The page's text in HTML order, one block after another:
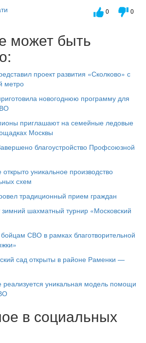
0 0
может быть
проект развития «Сколково» с
метро
новогоднюю программу для
приглашают на семейные ледовые
Москвы
благоустройство Профсоюзной
уникальное производство
схем
традиционный прием граждан
зимний шахматный турнир «Московский
СВО в рамках благотворительной
сад открыты в районе Раменки —
уникальная модель помощи
в социальных